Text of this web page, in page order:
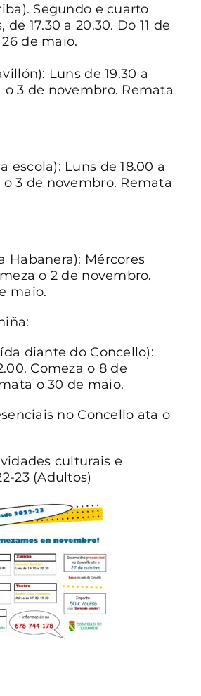
Segundo e cuarto
17.30 a 20.30. Do 11 de
de maio.
Luns de 19.30 a
o 3 de novembro. Remata
escola): Luns de 18.00 a
o 3 de novembro. Remata
Habanera): Mércores
o 2 de novembro.
maio.
diante do Concello):
Comeza o 8 de
o 30 de maio.
no Concello ata o
culturais e
23 (Adultos)